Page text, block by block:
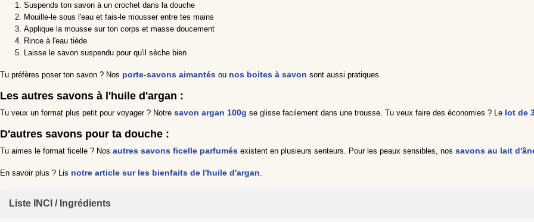
Suspends ton savon à un crochet dans la douche
Mouille-le sous l'eau et fais-le mousser entre tes mains
Applique la mousse sur ton corps et masse doucement
Rince à l'eau tiède
Laisse le savon suspendu pour qu'il sèche bien
Tu préfères poser ton savon ? Nos porte-savons aimantés ou nos boites à savon sont aussi pratiques.
Les autres savons à l'huile d'argan :
Tu veux un format plus petit pour voyager ? Notre savon argan 100g se glisse facilement dans une trousse. Tu veux faire des économies ? Le lot de
D'autres savons pour ta douche :
Tu aimes le format ficelle ? Nos autres savons ficelle parfumés existent en plusieurs senteurs. Pour les peaux sensibles, nos savons au lait
En savoir plus ? Lis notre article sur les bienfaits de l'huile d'argan.
Liste INCI / Ingrédients